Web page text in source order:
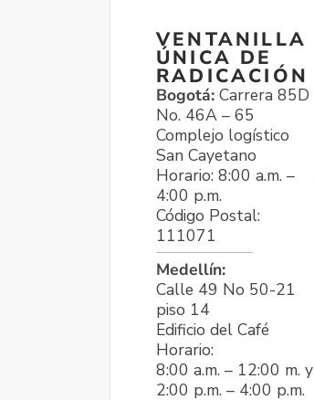
VENTANILLA
ÚNICA DE
RADICACIÓN
Bogotá: Carrera 85D
No. 46A – 65
Complejo logístico
San Cayetano
Horario: 8:00 a.m. –
4:00 p.m.
Código Postal:
111071
Medellín:
Calle 49 No 50-21
piso 14
Edificio del Café
Horario:
8:00 a.m. – 12:00 m. y
2:00 p.m. – 4:00 p.m.